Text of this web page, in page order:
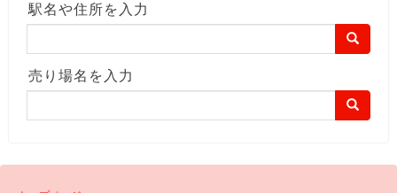
駅名や住所を入力
売り場名を入力